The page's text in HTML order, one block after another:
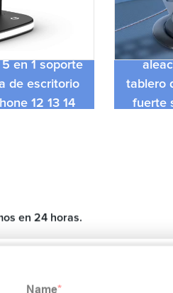
en 1 soporte
de escritorio
12 13 14
tablero
fuerte
en 24 horas.